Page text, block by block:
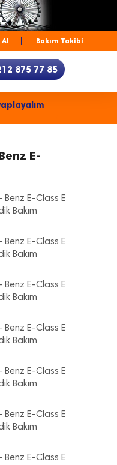
Al Bakım Takibi
875 77 85
E-
E-Class E
Bakım
E-Class E
Bakım
E-Class E
Bakım
E-Class E
Bakım
E-Class E
Bakım
E-Class E
Bakım
E-Class E